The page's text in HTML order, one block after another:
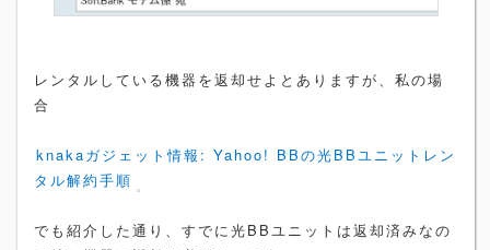
レンタルしている機器を返却せよとありますが、私の場
合
knakaガジェット情報: Yahoo! BBの光BBユニットレン
タル解約手順
でも紹介した通り、すでに光BBユニットは返却済みなの